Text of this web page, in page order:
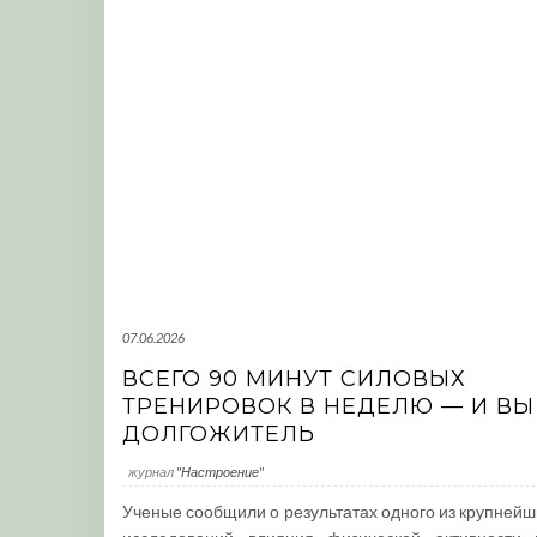
07.06.2026
ВСЕГО 90 МИНУТ СИЛОВЫХ
ТРЕНИРОВОК В НЕДЕЛЮ — И ВЫ
ДОЛГОЖИТЕЛЬ
журнал "Настроение"
Ученые сообщили о результатах одного из